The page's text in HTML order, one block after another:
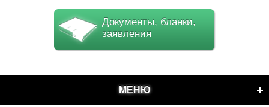
Документы, бланки,
заявления
МЕНЮ